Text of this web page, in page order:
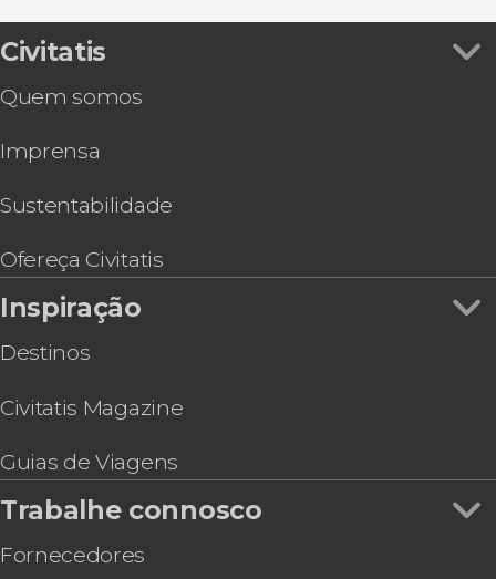
Civitatis
Quem somos
Imprensa
Sustentabilidade
Ofereça Civitatis
Inspiração
Destinos
Civitatis Magazine
Guias de Viagens
Trabalhe connosco
Fornecedores